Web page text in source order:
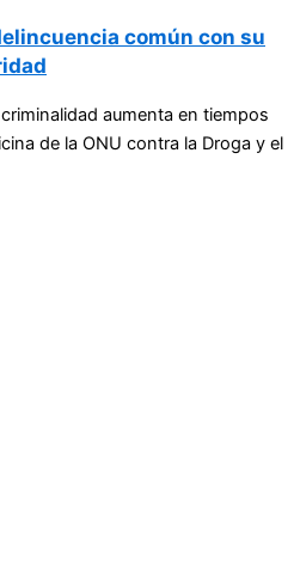
común con su
aumenta en tiempos
de la ONU contra la Droga y el